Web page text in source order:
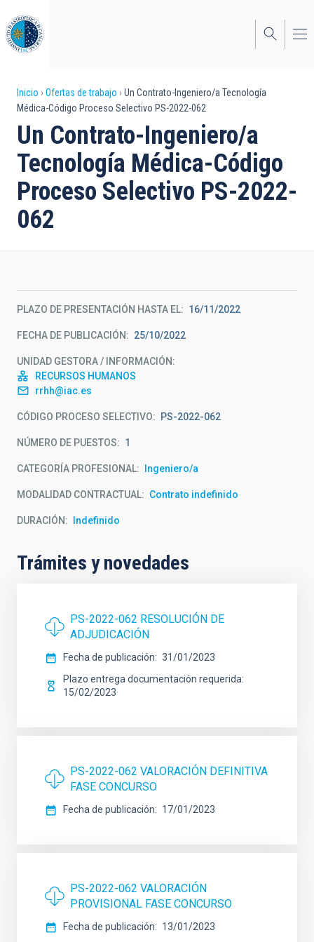
al
contenido
principal
Sobrescribir
enlaces
de
ayuda
a
la
Inicio Ofertas de trabajo
Un Contrato-Ingeniero/a Tecnología
Médica-Código Proceso Selectivo PS-2022-062
Un Contrato-Ingeniero/a
Tecnología Médica-Código
Proceso Selectivo PS-2022-
062
PLAZO DE PRESENTACIÓN HASTA EL 16/11/2022
FECHA DE PUBLICACIÓN 25/10/2022
UNIDAD GESTORA / INFORMACIÓN
RECURSOS HUMANOS
rrhh@iac.es
CÓDIGO PROCESO SELECTIVO PS-2022-062
NÚMERO DE PUESTOS 1
CATEGORÍA PROFESIONAL Ingeniero/a
MODALIDAD CONTRACTUAL Contrato indefinido
DURACIÓN Indefinido
Trámites y novedades
PS-2022-062 RESOLUCIÓN DE
ADJUDICACIÓN
Fecha de publicación
31/01/2023
Plazo entrega documentación requerida
15/02/2023
PS-2022-062 VALORACIÓN DEFINITIVA
FASE CONCURSO
Fecha de publicación 17/01/2023
PS-2022-062 VALORACIÓN
PROVISIONAL FASE CONCURSO
Fecha de publicación
13/01/2023